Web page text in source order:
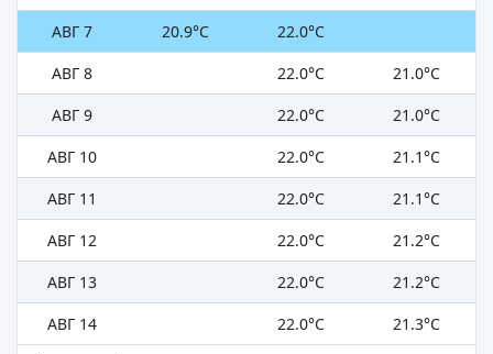
АВГ 7 20.9°C
22.0°C
АВГ 8
22.0°C
21.0°C
АВГ 9
22.0°C
21.0°C
АВГ 10
22.0°C
21.1°C
АВГ 11
22.0°C
21.1°C
АВГ 12
22.0°C
21.2°C
АВГ 13
22.0°C
21.2°C
АВГ 14
22.0°C 21.3°C